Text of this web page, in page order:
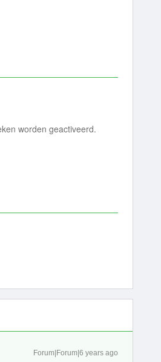
worden geactiveerd.
Forum|Forum|6 years ago